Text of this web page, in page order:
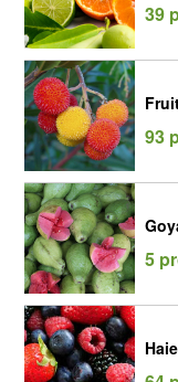
39
93
5